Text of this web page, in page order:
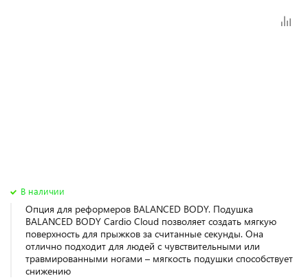
В наличии
Опция для реформеров BALANCED BODY. Подушка
BALANCED BODY Cardio Cloud позволяет создать мягкую
поверхность для прыжков за считанные секунды. Она
отлично подходит для людей с чувствительными или
травмированными ногами – мягкость подушки способствует
снижению